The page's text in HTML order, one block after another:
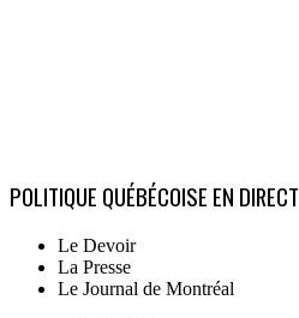
POLITIQUE QUÉBÉCOISE EN DIRECT
Le Devoir
La Presse
Le Journal de Montréal